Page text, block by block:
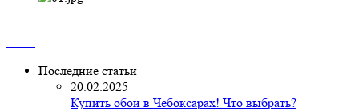
Последние статьи
20.02.2025
Купить обои в Чебоксарах! Что выбрать?